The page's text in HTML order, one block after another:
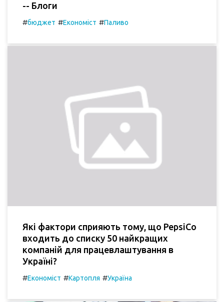
-- Блоги
#бюджет #Економіст #Паливо
Які фактори сприяють тому, що PepsiCo
входить до списку 50 найкращих
компаній для працевлаштування в
Україні?
#Економіст #Картопля #Україна